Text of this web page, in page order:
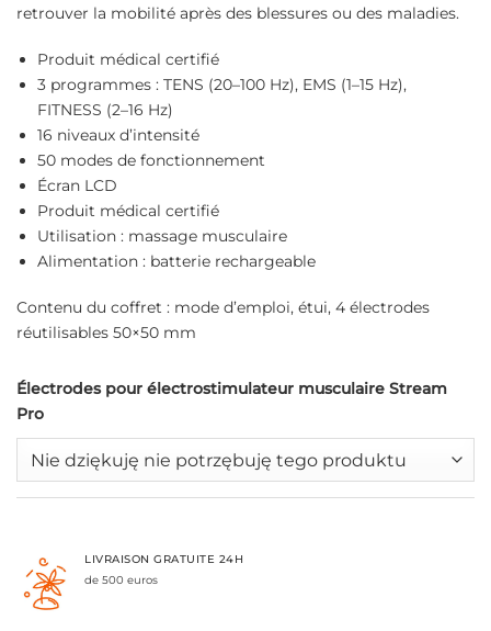
retrouver la mobilité après des blessures ou des maladies.
Produit médical certifié
3 programmes : TENS (20–100 Hz), EMS (1–15 Hz),
FITNESS (2–16 Hz)
16 niveaux d’intensité
50 modes de fonctionnement
Écran LCD
Produit médical certifié
Utilisation : massage musculaire
Alimentation : batterie rechargeable
Contenu du coffret : mode d’emploi, étui, 4 électrodes
réutilisables 50×50 mm
Électrodes pour électrostimulateur musculaire Stream
Pro
LIVRAISON GRATUITE 24H
de 500 euros